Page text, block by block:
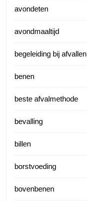
avondeten
avondmaaltijd
begeleiding bij afvallen
benen
beste afvalmethode
bevalling
billen
borstvoeding
bovenbenen